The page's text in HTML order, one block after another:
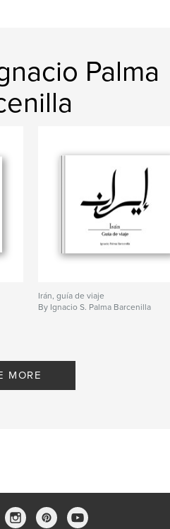
Palma
Irán, guía de viaje
By Ignacio S. Palma Barcenilla
MORE